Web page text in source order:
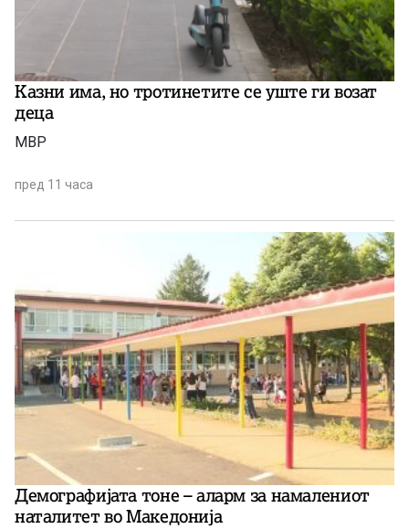
Казни има, но тротинетите се уште ги возат
деца
МВР
пред 11 часа
Демографијата тоне – аларм за намалениот
наталитет во Македонија